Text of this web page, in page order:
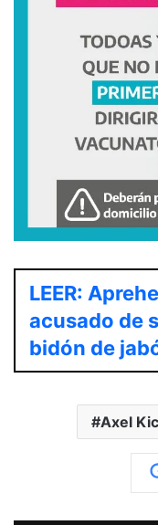
LEER:
acusado de
bidón de
Axel